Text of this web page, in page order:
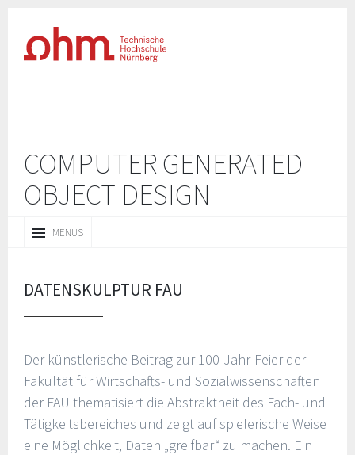
COMPUTER GENERATED
OBJECT‌‌‌ DESIGN
MENÜS
INHALT
DATENSKULPTUR FAU
Der künstlerische Beitrag zur 100-Jahr-Feier der
Fakultät für Wirtschafts- und Sozialwissenschaften
der FAU thematisiert die Abstraktheit des Fach- und
Tätigkeitsbereiches und zeigt auf spielerische Weise
eine Möglichkeit, Daten „greifbar“ zu machen. Ein